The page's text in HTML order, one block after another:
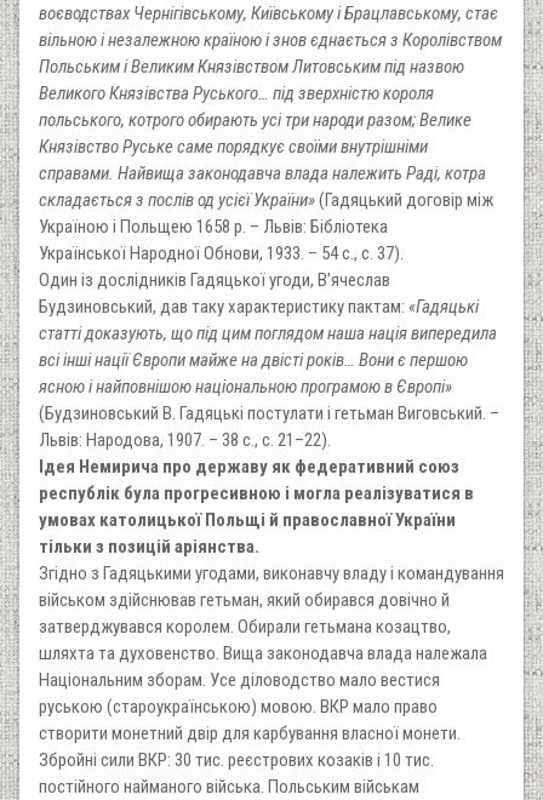
воєводствах Чернігівському, Київському і Брацлавському, стає
вільною і незалежною країною і знов єднається з Королівством
Польським і Великим Князівством Литовським під назвою
Великого Князівства Руського… під зверхністю короля
польського, котрого обирають усі три народи разом; Велике
Князівство Руське саме порядкує своїми внутрішніми
справами. Найвища законодавча влада належить Раді, котра
складається з послів од усієї України»(Гадяцький договір між
Україною і Польщею 1658 р. – Львів: Бібліотека
Української Народної Обнови, 1933. – 54 с., с. 37).
Один із дослідників Гадяцької угоди, В’ячеслав
Будзиновський, дав таку характеристику пактам: «Гадяцькі
статті доказують, що під цим поглядом наша нація випередила
всі інші нації Європи майже на двісті років… Вони є першою
ясною і найповнішою національною програмою в Європі»
(Будзиновський В. Гадяцькі постулати і гетьман Виговський. –
Львів: Народова, 1907. – 38 с., с. 21–22).
Ідея Немирича про державу як федеративний союз
республік була прогресивною і могла реалізуватися в
умовах католицької Польщі й православної України
тільки з позицій аріянства.
Згідно з Гадяцькими угодами, виконавчу владу і командування
військом здійснював гетьман, який обирався довічно й
затверджувався королем. Обирали гетьмана козацтво,
шляхта та духовенство. Вища законодавча влада належала
Національним зборам. Усе діловодство мало вестися
руською (староукраїнською) мовою. ВКР мало право
створити монетний двір для карбування власної монети.
Збройні сили ВКР: 30 тис. реєстрових козаків і 10 тис.
постійного найманого війська. Польським військам